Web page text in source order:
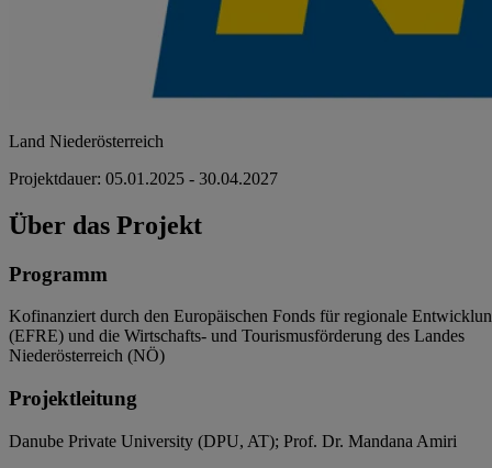
Land Niederösterreich
Projektdauer: 05.01.2025 - 30.04.2027
Über das Projekt
Programm
Kofinanziert durch den Europäischen Fonds für regionale
(EFRE) und die Wirtschafts- und Tourismusförderung des Landes
Niederösterreich (NÖ)
Projektleitung
Danube Private University (DPU, AT); Prof. Dr. Mandana Amiri